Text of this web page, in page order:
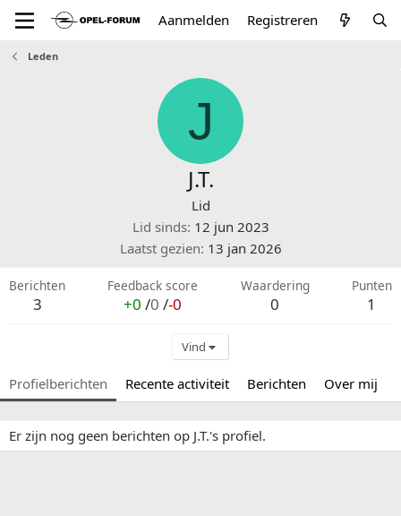
Aanmelden Registreren
Leden
J
J.T.
Lid
Lid sinds 12 jun 2023
Laatst gezien 13 jan 2026
Berichten
3
Feedback score
+0 /0 /-0
Waardering
0
Punten
1
Vind
Profielberichten Recente activiteit Berichten Over mij
Er zijn nog geen berichten op J.T.'s profiel.